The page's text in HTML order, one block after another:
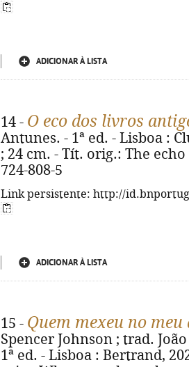
ADICIONAR À LISTA
14 - O eco dos livros
Antunes. - 1ª ed. - Lisboa :
; 24 cm. - Tít. orig.: The
724-808-5
Link persistente: http://
ADICIONAR À LISTA
15 - Quem mexeu no
Spencer Johnson ; trad.
1ª ed. - Lisboa : Bertrand,